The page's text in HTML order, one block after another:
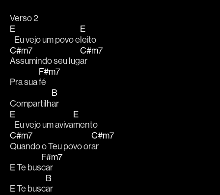
Verso 2
E
   Eu vejo um povo e
E
leito
C#m7
Assumindo seu lug
C#m7
ar
Pra sua
F#m7
fé
Compartilh
B
ar
E
   Eu vejo um aviva
E
mento
C#m7
Quando o Teu povo or
C#m7
ar
E Te bus
F#m7
car
E Te busc
B
ar